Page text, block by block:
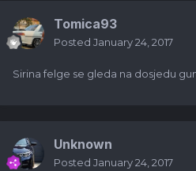
Tomica93
Posted January 24, 2017
Sirina felge se gleda na dosjedu
Unknown
Posted January 24, 2017